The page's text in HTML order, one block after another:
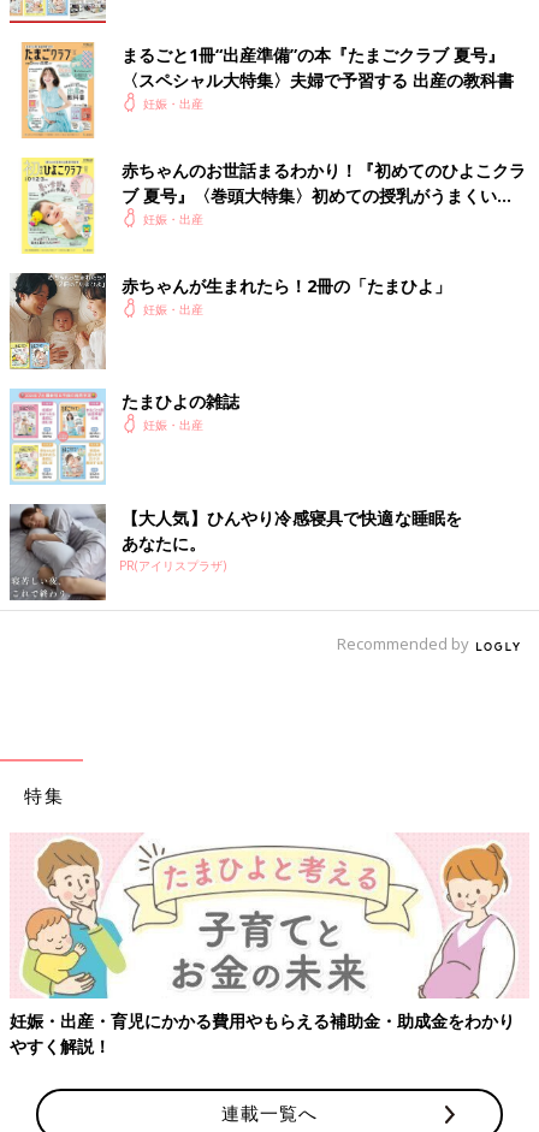
まるごと1冊“出産準備”の本『たまごクラブ 夏号』
〈スペシャル大特集〉夫婦で予習する 出産の教科書
妊娠・出産
赤ちゃんのお世話まるわかり！『初めてのひよこクラ
ブ 夏号』〈巻頭大特集〉初めての授乳がうまくい
く！ おっぱい・ミルクの基本と夏のトラブル 解決テ
妊娠・出産
赤ちゃんが生まれたら！2冊の「たまひよ」
妊娠・出産
たまひよの雑誌
妊娠・出産
【大人気】ひんやり冷感寝具で快適な睡眠を
あなたに。
PR(アイリスプラザ)
Recommended by
特集
妊娠・出産・育児にかかる費用やもらえる補助金・助成金をわかり
やすく解説！
連載一覧へ